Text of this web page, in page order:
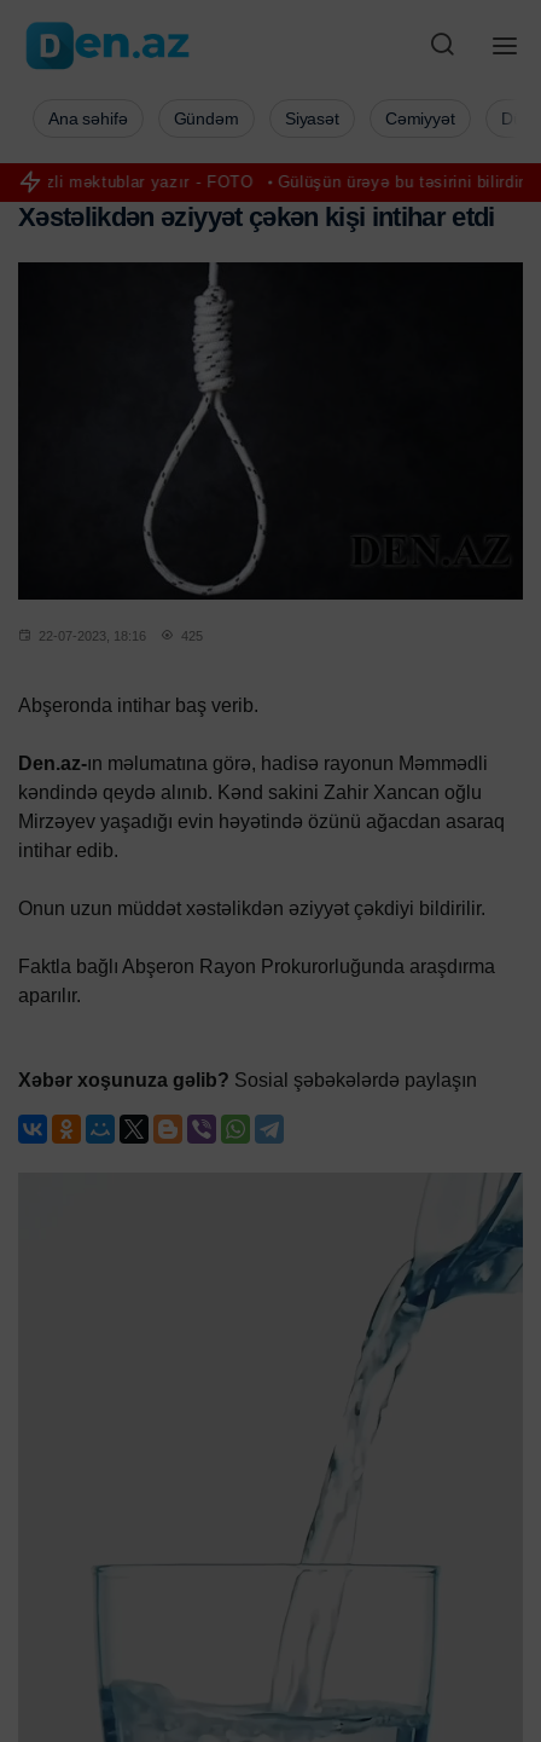
yazır - FOTO Gülüşün ürəyə bu təsirini bilirdiniz? - FOTO
Ana səhifə Gündəm Siyasət Cəmiyyət
Xəstəlikdən əziyyət çəkən kişi intihar etdi
22-07-2023, 18:16 425
Abşeronda intihar baş verib.
Den.az-ın məlumatına görə, hadisə rayonun Məmmədli
kəndində qeydə alınıb. Kənd sakini Zahir Xancan oğlu
Mirzəyev yaşadığı evin həyətində özünü ağacdan asaraq
intihar edib.
Onun uzun müddət xəstəlikdən əziyyət çəkdiyi bildirilir.
Faktla bağlı Abşeron Rayon Prokurorluğunda araşdırma
aparılır.
Xəbər xoşunuza gəlib? Sosial şəbəkələrdə paylaşın